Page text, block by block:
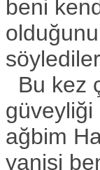
beni
Bu kez
güveyliği
ağbim
yanisi